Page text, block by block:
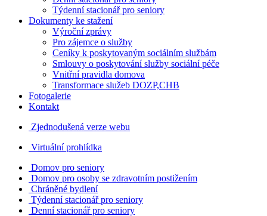
Týdenní stacionář pro seniory
Dokumenty ke stažení
Výroční zprávy
Pro zájemce o služby
Ceníky k poskytovaným sociálním službám
Smlouvy o poskytování služby sociální péče
Vnitřní pravidla domova
Transformace služeb DOZP,CHB
Fotogalerie
Kontakt
Zjednodušená verze webu
Virtuální prohlídka
Domov pro seniory
Domov pro osoby se zdravotním postižením
Chráněné bydlení
Týdenní stacionář pro seniory
Denní stacionář pro seniory